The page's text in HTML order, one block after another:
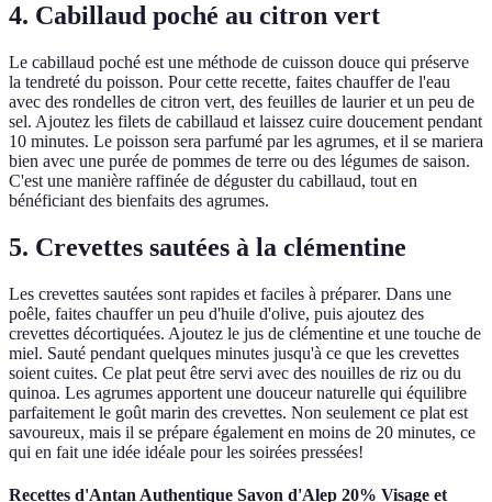
4. Cabillaud poché au citron vert
Le cabillaud poché est une méthode de cuisson douce qui préserve
la tendreté du poisson. Pour cette recette, faites chauffer de l'eau
avec des rondelles de citron vert, des feuilles de laurier et un peu de
sel. Ajoutez les filets de cabillaud et laissez cuire doucement pendant
10 minutes. Le poisson sera parfumé par les agrumes, et il se mariera
bien avec une purée de pommes de terre ou des légumes de saison.
C'est une manière raffinée de déguster du cabillaud, tout en
bénéficiant des bienfaits des agrumes.
5. Crevettes sautées à la clémentine
Les crevettes sautées sont rapides et faciles à préparer. Dans une
poêle, faites chauffer un peu d'huile d'olive, puis ajoutez des
crevettes décortiquées. Ajoutez le jus de clémentine et une touche de
miel. Sauté pendant quelques minutes jusqu'à ce que les crevettes
soient cuites. Ce plat peut être servi avec des nouilles de riz ou du
quinoa. Les agrumes apportent une douceur naturelle qui équilibre
parfaitement le goût marin des crevettes. Non seulement ce plat est
savoureux, mais il se prépare également en moins de 20 minutes, ce
qui en fait une idée idéale pour les soirées pressées!
Recettes d'Antan Authentique Savon d'Alep 20% Visage et